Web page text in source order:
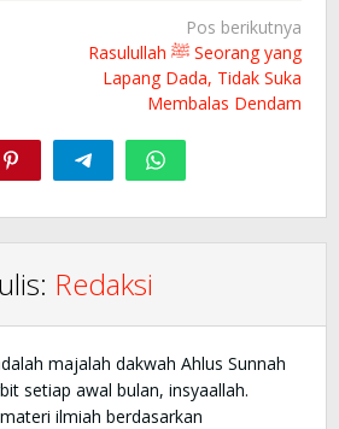
Pos berikutnya
Rasulullah ﷺ Seorang yang
Lapang Dada, Tidak Suka
Membalas Dendam
Redaksi
majalah dakwah Ahlus Sunnah
setiap awal bulan, insyaallah.
ilmiah berdasarkan